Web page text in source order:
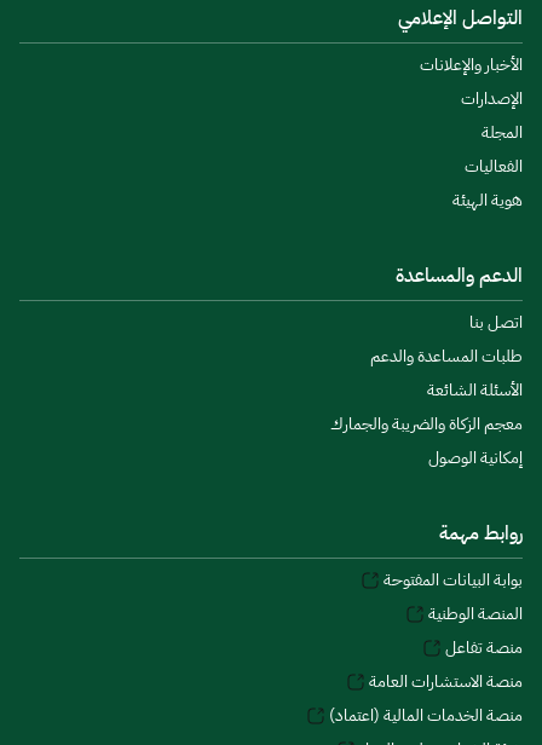
التواصل الإعلامي
الأخبار والإعلانات
الإصدارات
المجلة
الفعاليات
هوية الهيئة
الدعم والمساعدة
اتصل بنا
طلبات المساعدة والدعم
الأسئلة الشائعة
معجم الزكاة والضريبة والجمارك
إمكانية الوصول
روابط مهمة
بوابة البيانات المفتوحة
المنصة الوطنية
منصة تفاعل
منصة الاستشارات العامة
منصة الخدمات المالية (اعتماد)